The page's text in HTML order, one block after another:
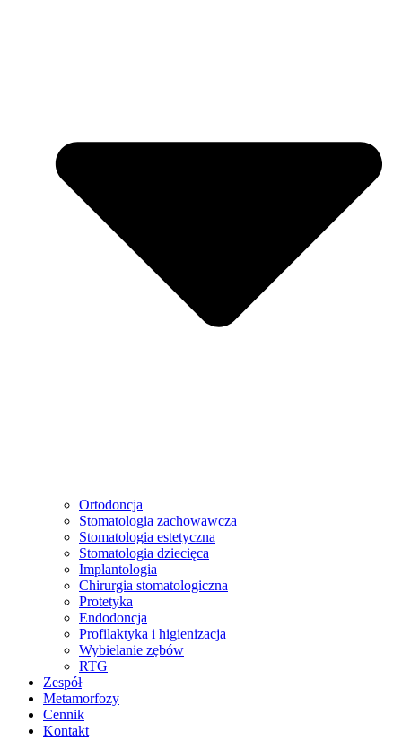
Ortodoncja
Stomatologia zachowawcza
Stomatologia estetyczna
Stomatologia dziecięca
Implantologia
Chirurgia stomatologiczna
Protetyka
Endodoncja
Profilaktyka i higienizacja
Wybielanie zębów
RTG
Zespół
Metamorfozy
Cennik
Kontakt